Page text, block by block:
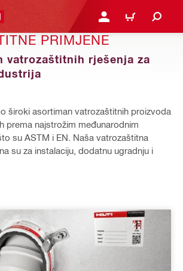
PRIJAVI SE ILI SE
KOŠARICA
PRIMJENE
vatrozaštitnih rješenja za
široki asortiman vatrozaštitnih proizvoda
prema najstrožim međunarodnim
su ASTM i EN. Naša vatrozaštitna
su za instalaciju, dodatnu ugradnju i